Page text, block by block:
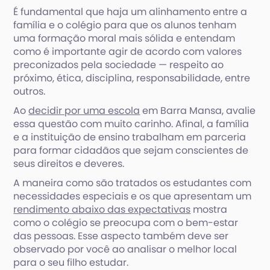
É fundamental que haja um alinhamento entre a
família e o colégio para que os alunos tenham
uma formação moral mais sólida e entendam
como é importante agir de acordo com valores
preconizados pela sociedade — respeito ao
próximo, ética, disciplina, responsabilidade, entre
outros.
Aodecidir por uma escola em Barra Mansa, avalie
essa questão com muito carinho. Afinal, a família
e a instituição de ensino trabalham em parceria
para formar cidadãos que sejam conscientes de
seus direitos e deveres.
A maneira como são tratados os estudantes com
necessidades especiais e os que apresentam um
rendimento abaixo das expectativas mostra
como o colégio se preocupa com o bem-estar
das pessoas. Esse aspecto também deve ser
observado por você ao analisar o melhor local
para o seu filho estudar.